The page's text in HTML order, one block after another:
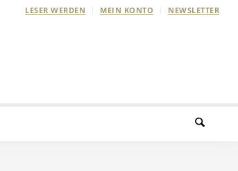
LESER WERDEN MEIN KONTO NEWSLETTER